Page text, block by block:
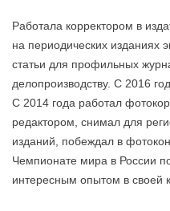
Работала корректором в
на периодических изданиях
статьи для профильных
делопроизводству. С 2016
С 2014 года работал
редактором, снимал для
изданий, побеждал в
Чемпионате мира в России
интересным опытом в своей